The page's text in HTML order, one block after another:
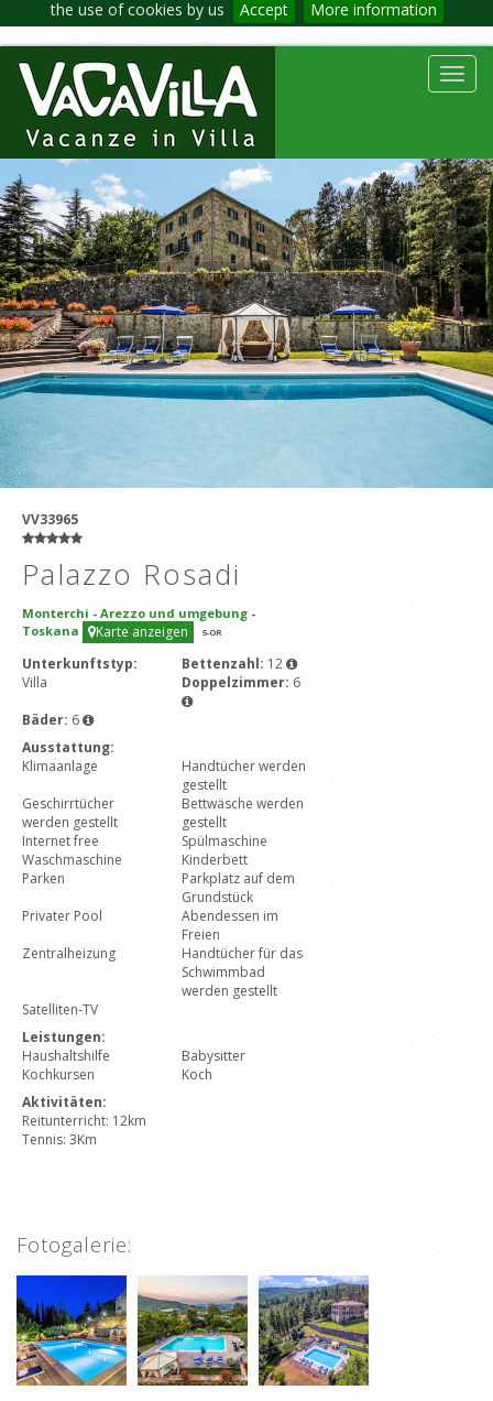
the use of cookies by us Accept More information
VV33965
Palazzo Rosadi
Monterchi - Arezzo und umgebung -
Toskana
Karte anzeigen 5-OR
Unterkunftstyp:
Villa
Bettenzahl: 12
Doppelzimmer: 6
Bäder: 6
Ausstattung:
Klimaanlage
Handtücher werden
gestellt
Geschirrtücher
werden gestellt
Bettwäsche werden
gestellt
Internet free
Spülmaschine
Waschmaschine
Kinderbett
Parken
Parkplatz auf dem
Grundstück
Privater Pool
Abendessen im
Freien
Zentralheizung
Handtücher für das
Schwimmbad
werden gestellt
Satelliten-TV
Leistungen:
Haushaltshilfe
Babysitter
Kochkursen
Koch
Aktivitäten:
Reitunterricht: 12km
Tennis: 3Km
Fotogalerie: